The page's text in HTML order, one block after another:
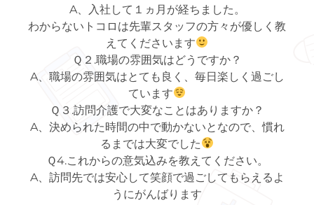
A、入社して１ヵ月が経ちました。
わからないトコロは先輩スタッフの方々が優しく教
えてくださいます
Ｑ２.職場の雰囲気はどうですか？
A、職場の雰囲気はとても良く、毎日楽しく過ごし
ています
Ｑ３.訪問介護で大変なことはありますか？
A、決められた時間の中で動かないとなので、慣れ
るまでは大変でした
Ｑ4.これからの意気込みを教えてください。
A、訪問先では安心して笑顔で過ごしてもらえるよ
うにがんばります